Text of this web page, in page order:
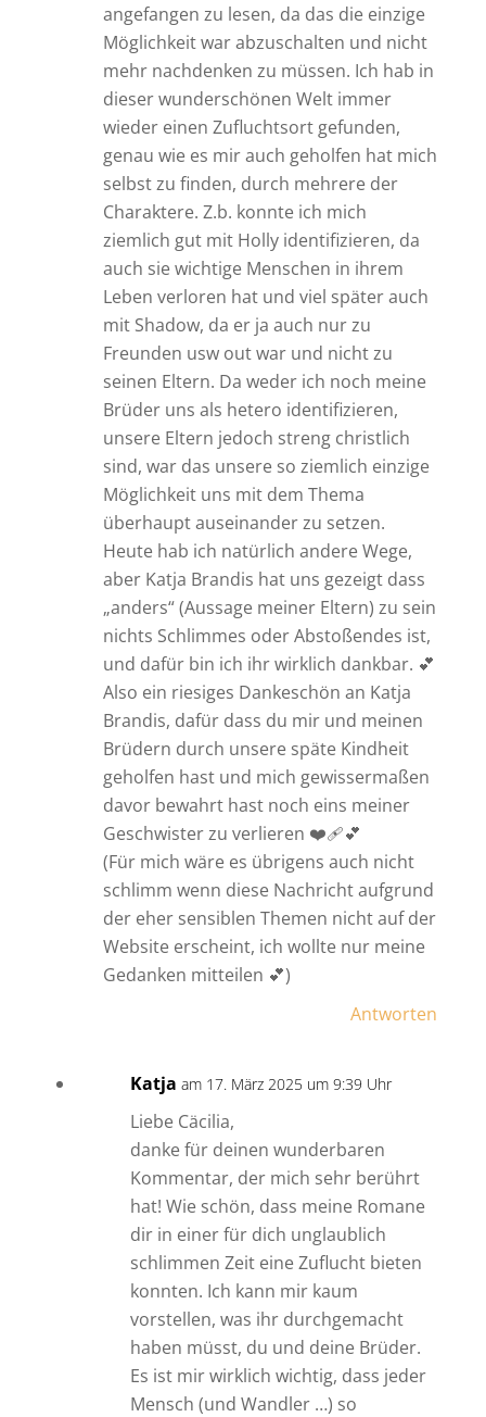
angefangen zu lesen, da das die einzige
Möglichkeit war abzuschalten und nicht
mehr nachdenken zu müssen. Ich hab in
dieser wunderschönen Welt immer
wieder einen Zufluchtsort gefunden,
genau wie es mir auch geholfen hat mich
selbst zu finden, durch mehrere der
Charaktere. Z.b. konnte ich mich
ziemlich gut mit Holly identifizieren, da
auch sie wichtige Menschen in ihrem
Leben verloren hat und viel später auch
mit Shadow, da er ja auch nur zu
Freunden usw out war und nicht zu
seinen Eltern. Da weder ich noch meine
Brüder uns als hetero identifizieren,
unsere Eltern jedoch streng christlich
sind, war das unsere so ziemlich einzige
Möglichkeit uns mit dem Thema
überhaupt auseinander zu setzen.
Heute hab ich natürlich andere Wege,
aber Katja Brandis hat uns gezeigt dass
„anders“ (Aussage meiner Eltern) zu sein
nichts Schlimmes oder Abstoßendes ist,
und dafür bin ich ihr wirklich dankbar. 💕
Also ein riesiges Dankeschön an Katja
Brandis, dafür dass du mir und meinen
Brüdern durch unsere späte Kindheit
geholfen hast und mich gewissermaßen
davor bewahrt hast noch eins meiner
Geschwister zu verlieren ❤️‍🩹💕
(Für mich wäre es übrigens auch nicht
schlimm wenn diese Nachricht aufgrund
der eher sensiblen Themen nicht auf der
Website erscheint, ich wollte nur meine
Gedanken mitteilen 💕)
Antworten
Katja am 17. März 2025 um 9:39 Uhr
Liebe Cäcilia,
danke für deinen wunderbaren
Kommentar, der mich sehr berührt
hat! Wie schön, dass meine Romane
dir in einer für dich unglaublich
schlimmen Zeit eine Zuflucht bieten
konnten. Ich kann mir kaum
vorstellen, was ihr durchgemacht
haben müsst, du und deine Brüder.
Es ist mir wirklich wichtig, dass jeder
Mensch (und Wandler …) so